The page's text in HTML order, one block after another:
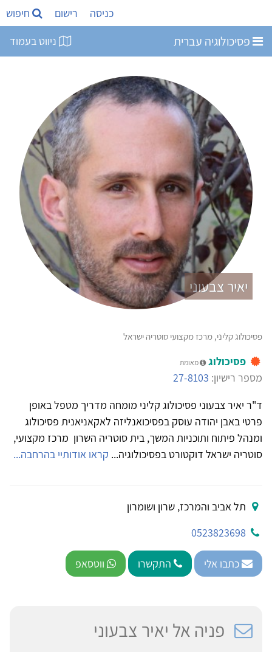
כניסה רישום חיפוש
פסיכולוגיה עברית ניווט בעמוד
יאיר צבעוני
פסיכולוג קליני, מרכז מקצועי סוטריה ישראל
פסיכולוג מאומת
מספר רישיון: 27-8103
ד"ר יאיר צבעוני פסיכולוג קליני מומחה מדריך מטפל באופן
פרטי באבן יהודה עוסק בפסיכואנליזה לאקאניאנית פסיכולוג
ומנהל פיתוח ותוכניות המשך, בית סוטריה השרון מרכז מקצועי,
סוטריה ישראל דוקטורט בפסיכולוגיה... קראו אודותיי בהרחבה...
תל אביב והמרכז, שרון ושומרון
0523823698
כתבו אלי התקשרו ווטסאפ
פניה אל יאיר צבעוני